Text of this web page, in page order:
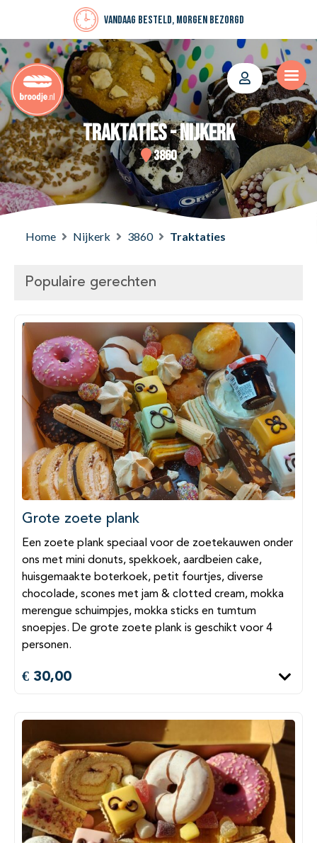
Vandaag besteld, morgen bezorgd
Traktaties - Nijkerk
3860
Home Nijkerk 3860 Traktaties
Populaire gerechten
Grote zoete plank
Een zoete plank speciaal voor de zoetekauwen onder
ons met mini donuts, spekkoek, aardbeien cake,
huisgemaakte boterkoek, petit fourtjes, diverse
chocolade, scones met jam & clotted cream, mokka
merengue schuimpjes, mokka sticks en tumtum
snoepjes. De grote zoete plank is geschikt voor 4
personen.
€ 30,00